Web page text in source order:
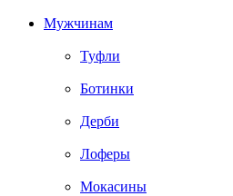
Мужчинам
Туфли
Ботинки
Дерби
Лоферы
Мокасины